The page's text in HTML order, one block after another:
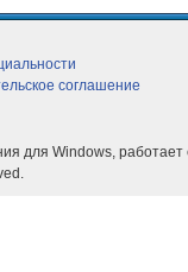
соглашение
для Windows, работает